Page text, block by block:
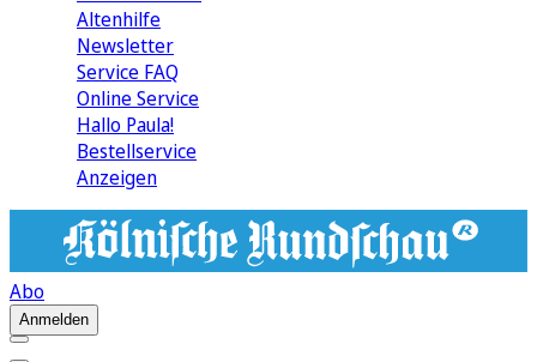
Altenhilfe
Newsletter
Service FAQ
Online Service
Hallo Paula!
Bestellservice
Anzeigen
Abo
Anmelden